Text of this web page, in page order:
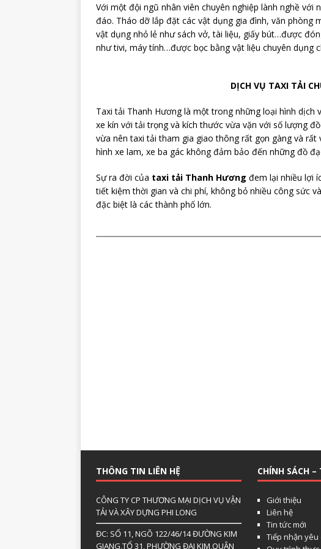
Với một đội ngũ nhân viên chuyên nghiệp lành nghề với
đáo. Tháo dỡ lắp đặt các vật dụng gia đình, văn phòng
vật dụng nhỏ lẻ như sách vở, tài liệu, giấy bút…được
như tivi, máy tính…được bọc bằng vật liệu chuyên dụng
DỊCH VỤ TAXI TẢI
Taxi tải Thanh Hương là một trong những loại hình
xe kín với tải trọng và kích thước vừa vặn với số lượng
vừa nên taxi tải tham gia giao thông rất gọn gàng và
hình xe lam, xe ba gác không đảm bảo đến những đồ
Sự ra đời của taxi tải Thanh Hương đem lại nhiều lợi
tiết kiệm thời gian và chi phí, không bỏ nhiều công sức
đặc biệt là các thành phố lớn.
THÔNG TIN LIÊN HỆ
CÔNG TY CP THƯƠNG MẠI DỊCH VỤ VẬN
TẢI VÀ XÂY DỰNG PHI LONG
ĐC: SỐ 11, NGÕ 122/46/14 ĐƯỜNG KIM
GIANG,TỔ 31, PHƯỜNG ĐẠI KIM,QUẬN
CHÍNH SÁCH –
Giới thiệu
Liên hệ
Tin tức mới
Tiếp nhận yêu